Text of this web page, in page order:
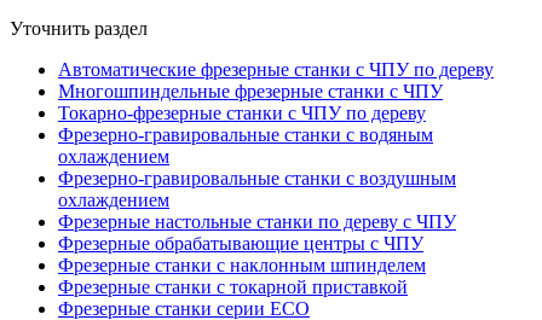
Уточнить раздел
Автоматические фрезерные станки с ЧПУ по дереву
Многошпиндельные фрезерные станки с ЧПУ
Токарно-фрезерные станки с ЧПУ по дереву
Фрезерно-гравировальные станки с водяным
охлаждением
Фрезерно-гравировальные станки с воздушным
охлаждением
Фрезерные настольные станки по дереву с ЧПУ
Фрезерные обрабатывающие центры с ЧПУ
Фрезерные станки с наклонным шпинделем
Фрезерные станки с токарной приставкой
Фрезерные станки серии ECO